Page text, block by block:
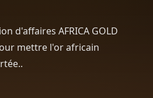
d'affaires AFRICA GOLD
mettre l'or africain